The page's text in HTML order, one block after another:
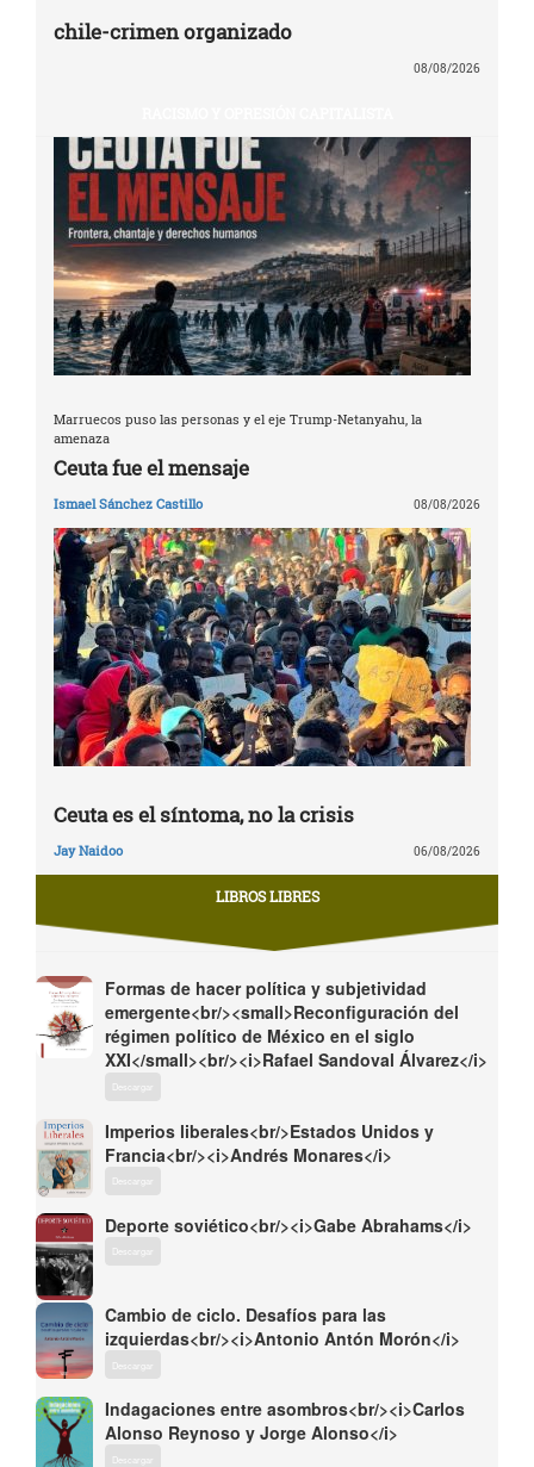
chile-crimen organizado
08/08/2026
Marruecos puso las personas y el eje Trump-Netanyahu, la
amenaza
Ceuta fue el mensaje
Ismael Sánchez Castillo 08/08/2026
Ceuta es el síntoma, no la crisis
Jay Naidoo 06/08/2026
LIBROS LIBRES
Formas de hacer política y subjetividad
emergente<br/><small>Reconfiguración del
régimen político de México en el siglo
XXI</small><br/><i>Rafael Sandoval Álvarez</i>
Descargar
Imperios liberales<br/>Estados Unidos y
Francia<br/><i>Andrés Monares</i>
Descargar
Deporte soviético<br/><i>Gabe Abrahams</i>
Descargar
Cambio de ciclo. Desafíos para las
izquierdas<br/><i>Antonio Antón Morón</i>
Descargar
Indagaciones entre asombros<br/><i>Carlos
Alonso Reynoso y Jorge Alonso</i>
Descargar